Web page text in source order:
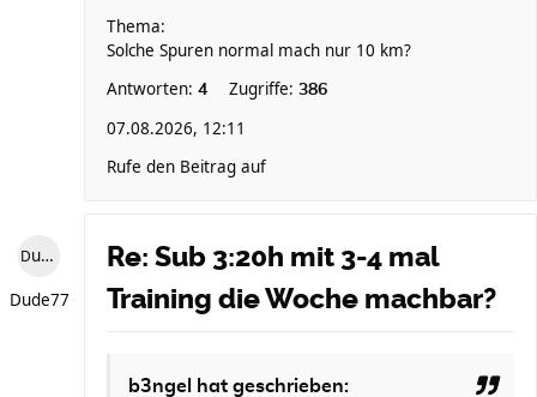
Thema:
Solche Spuren normal mach nur 10 km?
Antworten: 4 Zugriffe: 386
07.08.2026, 12:11
Rufe den Beitrag auf
Dude77
Dude77
Re: Sub 3:20h mit 3-4 mal
Training die Woche machbar?
b3ngel
hat geschrieben: